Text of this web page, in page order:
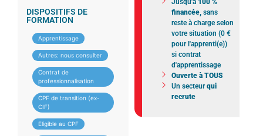
DISPOSITIFS DE
FORMATION
Apprentissage
Autres: nous consulter
Contrat de
professionnalisation
CPF de transition (ex-
CIF)
Eligible au CPF
Jusqu'à 100 %
financée, sans
reste à charge selon
votre situation (0 €
pour l'apprenti(e))
si contrat
d'apprentissage
Ouverte à TOUS
Un secteurqui
recrute